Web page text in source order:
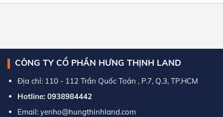
CÔNG TY CỔ PHẦN HƯNG THỊNH LAND
Địa chỉ: 110 - 112 Trần Quốc Toản , P.7, Q.3, TP.HCM
Hotline: 0938984442
Email: yenho@hungthinhland.com